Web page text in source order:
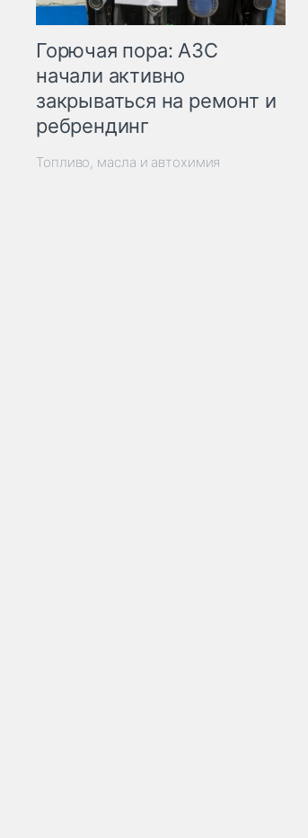
Горючая пора: АЗС
начали активно
закрываться на ремонт и
ребрендинг
Топливо, масла и автохимия